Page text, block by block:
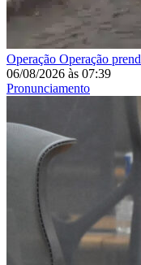
Operação Operação
06/08/2026 às 07:39
Pronunciamento